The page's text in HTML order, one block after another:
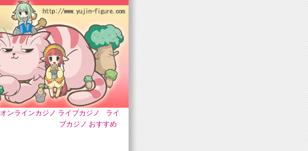
オンラインカジノ ライブカジノ
ライ
ブカジノ おすすめ